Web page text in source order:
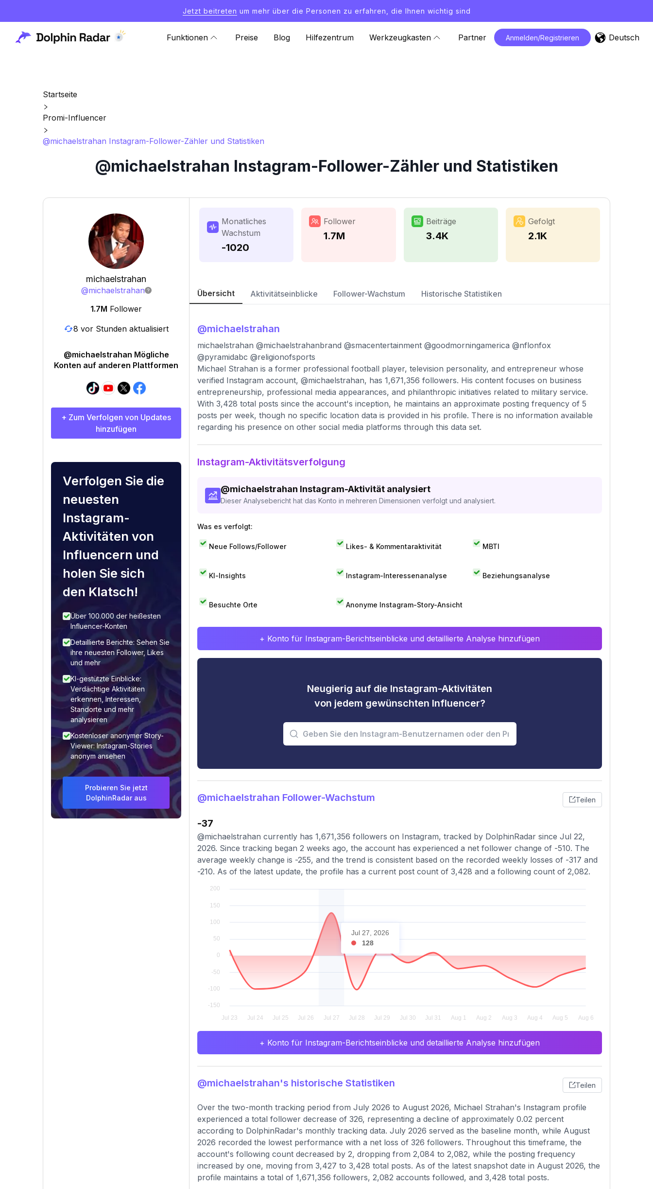
Jetzt beitreten um mehr über die Personen zu erfahren, die Ihnen wichtig sind
Funktionen Preise Blog Hilfezentrum Werkzeugkasten Partner Anmelden/Registrieren Deutsch
Startseite
Promi-Influencer
@michaelstrahan Instagram-Follower-Zähler und Statistiken
@michaelstrahan Instagram-Follower-Zähler und Statistiken
michaelstrahan
@michaelstrahan
1.7M Follower
8 vor Stunden aktualisiert
@michaelstrahan Mögliche
Konten auf anderen Plattformen
+ Zum Verfolgen von Updates
hinzufügen
Verfolgen Sie die
neuesten
Instagram-
Aktivitäten von
Influencern und
holen Sie sich
den Klatsch!
Über 100.000 der heißesten
Influencer-Konten
Detaillierte Berichte: Sehen Sie
ihre neuesten Follower, Likes
und mehr
KI-gestützte Einblicke:
Verdächtige Aktivitäten
erkennen, Interessen,
Standorte und mehr
analysieren
Kostenloser anonymer Story-
Viewer: Instagram-Stories
anonym ansehen
Probieren Sie jetzt
DolphinRadar aus
Monatliches
Wachstum
-1020
Follower
1.7M
Beiträge
3.4K
Gefolgt
2.1K
Übersicht Aktivitätseinblicke Follower-Wachstum Historische Statistiken
@michaelstrahan
michaelstrahan @michaelstrahanbrand @smacentertainment @goodmorningamerica @nflonfox
@pyramidabc @religionofsports
Michael Strahan is a former professional football player, television personality, and entrepreneur whose
verified Instagram account, @michaelstrahan, has 1,671,356 followers. His content focuses on business
entrepreneurship, professional media appearances, and philanthropic initiatives related to military service.
With 3,428 total posts since the account's inception, he maintains an approximate posting frequency of 5
posts per week, though no specific location data is provided in his profile. There is no information available
regarding his presence on other social media platforms through this data set.
Instagram-Aktivitätsverfolgung
@michaelstrahan Instagram-Aktivität analysiert
Dieser Analysebericht hat das Konto in mehreren Dimensionen verfolgt und analysiert.
Was es verfolgt:
Neue Follows/Follower Likes- & Kommentaraktivität MBTI
KI-Insights Instagram-Interessenanalyse Beziehungsanalyse
Besuchte Orte Anonyme Instagram-Story-Ansicht
+ Konto für Instagram-Berichtseinblicke und detaillierte Analyse hinzufügen
Neugierig auf die Instagram-Aktivitäten
von jedem gewünschten Influencer?
@michaelstrahan Follower-Wachstum Teilen
-37
@michaelstrahan currently has 1,671,356 followers on Instagram, tracked by DolphinRadar since Jul 22,
2026. Since tracking began 2 weeks ago, the account has experienced a net follower change of -510. The
average weekly change is -255, and the trend is consistent based on the recorded weekly losses of -317 and
-210. As of the latest update, the profile has a current post count of 3,428 and a following count of 2,082.
Jul 27, 2026
128
+ Konto für Instagram-Berichtseinblicke und detaillierte Analyse hinzufügen
@michaelstrahan's historische Statistiken Teilen
Over the two-month tracking period from July 2026 to August 2026, Michael Strahan's Instagram profile
experienced a total follower decrease of 326, representing a decline of approximately 0.02 percent
according to DolphinRadar's monthly tracking data. July 2026 served as the baseline month, while August
2026 recorded the lowest performance with a net loss of 326 followers. Throughout this timeframe, the
account's following count decreased by 2, dropping from 2,084 to 2,082, while the posting frequency
increased by one, moving from 3,427 to 3,428 total posts. As of the latest snapshot date in August 2026, the
profile maintains a total of 1,671,356 followers, 2,082 accounts followed, and 3,428 total posts.